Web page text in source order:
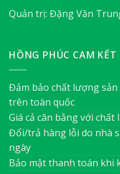
Quản trị: Đặng Văn
HỒNG PHÚC CAM KẾT
Đảm bảo chất lượng
trên toàn quốc
Giá cả cân bằng với chất
Đổi/trả hàng lỗi do nhà
ngày
Bảo mật thanh toán khi